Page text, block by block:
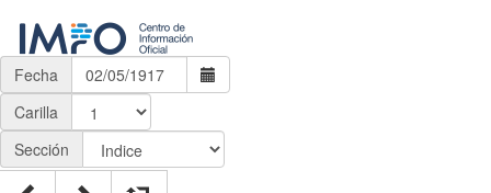
Fecha
Carilla
Sección